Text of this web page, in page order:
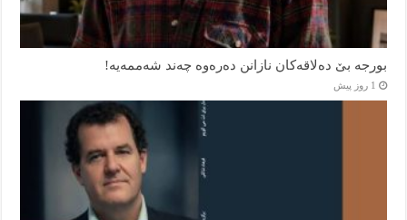
بورجە بێ دەلاقەکان نازانن دەرەوە چەند شەممەیە!
1 روز پیش